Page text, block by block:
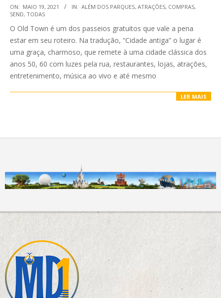
2021-
05-
19
ON: MAIO 19, 2021 IN: ALÉM DOS PARQUES, ATRAÇÕES, COMPRAS,
SEND, TODAS
O Old Town é um dos passeios gratuitos que vale a pena
estar em seu roteiro. Na tradução, “Cidade antiga” o lugar é
uma graça, charmoso, que remete à uma cidade clássica dos
anos 50, 60 com luzes pela rua, restaurantes, lojas, atrações,
entretenimento, música ao vivo e até mesmo
LER MAIS